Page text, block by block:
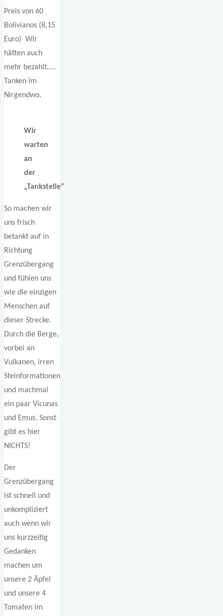
Preis von 60
Bolivianos (8,15
Euro) Wir
hätten auch
mehr bezahlt…..
Tanken im
Nirgendwo.
Wir
warten
an
der
„Tankstelle“
So machen wir
uns frisch
betankt auf in
Richtung
Grenzübergang
und fühlen uns
wie die einzigen
Menschen auf
dieser Strecke.
Durch die Berge,
vorbei an
Vulkanen, irren
Steinformationen
und machmal
ein paar Vicunas
und Emus. Sonst
gibt es hier
NICHTS!
Der
Grenzübergang
ist schnell und
unkompliziert
auch wenn wir
uns kurzzeitig
Gedanken
machen um
unsere 2 Äpfel
und unsere 4
Tomaten im